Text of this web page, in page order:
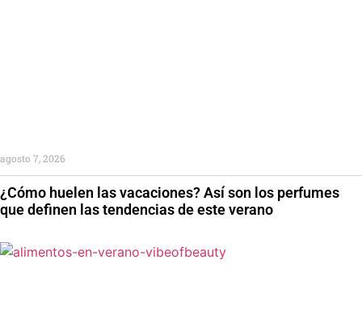
¿Cómo huelen las vacaciones? Así son los perfumes
que definen las tendencias de este verano
agosto 7, 2026